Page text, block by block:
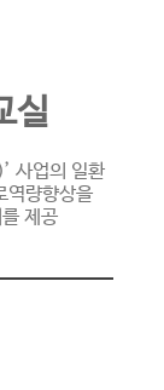
실
사업의 일환
역량향상을
제공